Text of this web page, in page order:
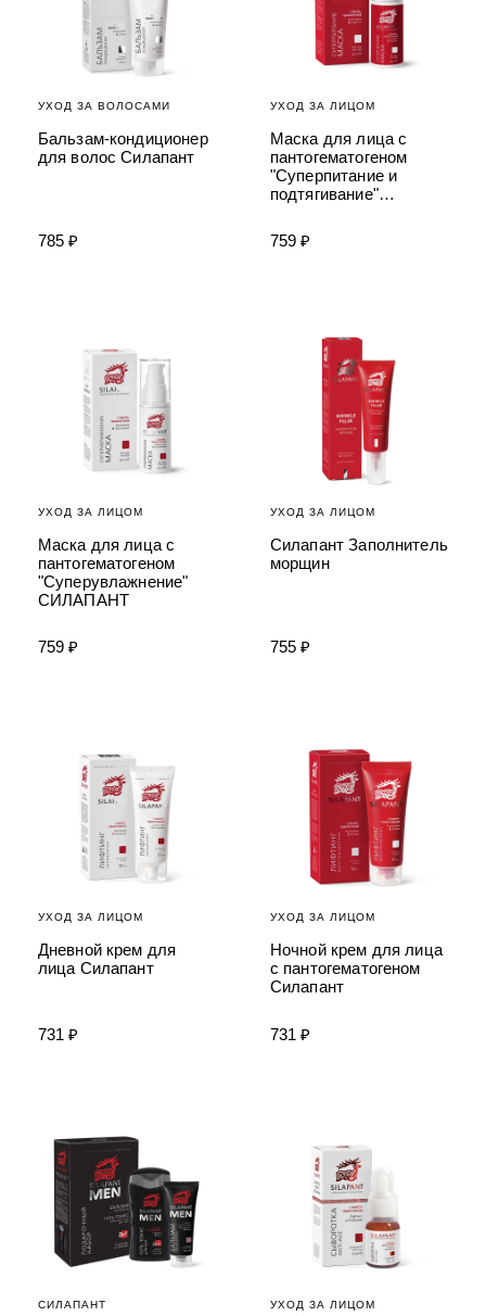
УХОД ЗА ВОЛОСАМИ
Бальзам-кондиционер
для волос Силапант
785 ₽
УХОД ЗА ЛИЦОМ
Маска для лица с
пантогематогеном
"Суперпитание и
подтягивание"
759 ₽
УХОД ЗА ЛИЦОМ
Маска для лица с
пантогематогеном
"Суперувлажнение"
СИЛАПАНТ
759 ₽
УХОД ЗА ЛИЦОМ
Силапант Заполнитель
морщин
755 ₽
УХОД ЗА ЛИЦОМ
Дневной крем для
лица Силапант
731 ₽
УХОД ЗА ЛИЦОМ
Ночной крем для лица
с пантогематогеном
Силапант
731 ₽
СИЛАПАНТ УХОД ЗА ЛИЦОМ